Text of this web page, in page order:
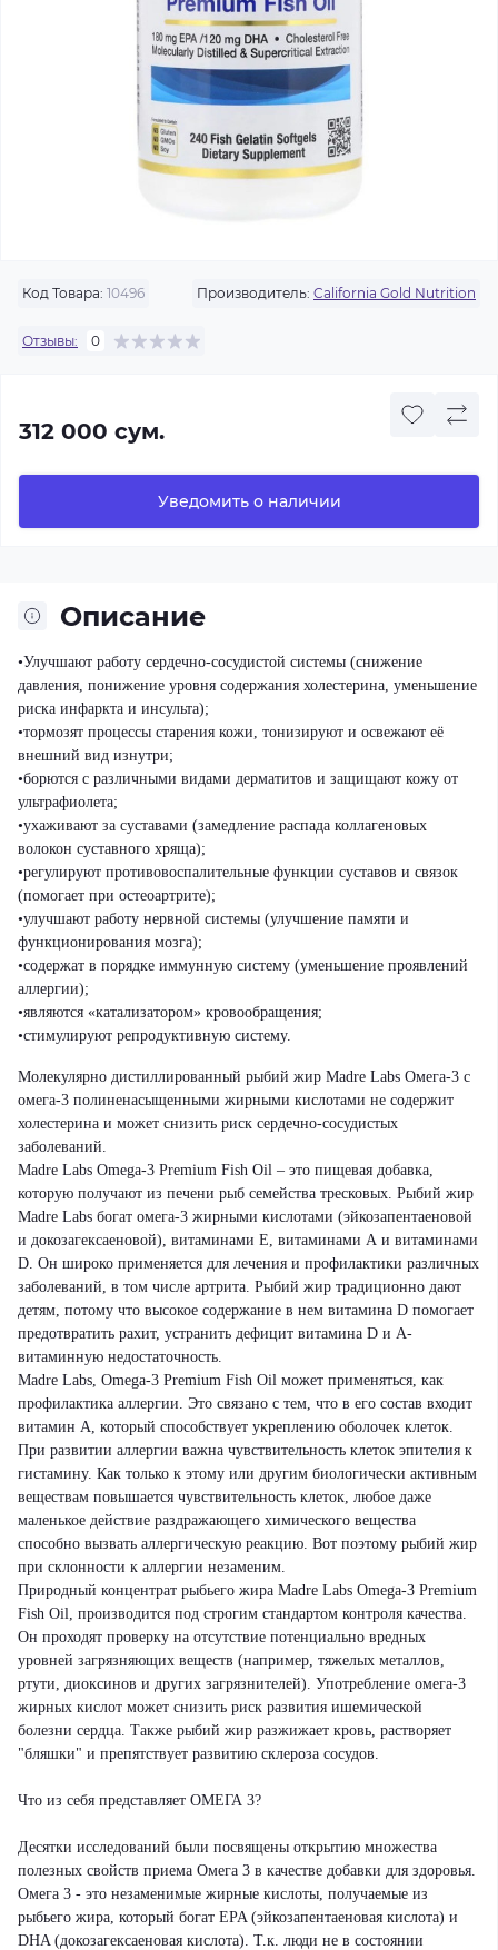
Код Товара: 10496 Производитель: California Gold Nutrition
Отзывы: 0
312 000 сум.
Уведомить о наличии
Описание
•Улучшают работу сердечно-сосудистой системы (снижение
давления, понижение уровня содержания холестерина, уменьшение
риска инфаркта и инсульта);
•тормозят процессы старения кожи, тонизируют и освежают её
внешний вид изнутри;
•борются с различными видами дерматитов и защищают кожу от
ультрафиолета;
•ухаживают за суставами (замедление распада коллагеновых
волокон суставного хряща);
•регулируют противовоспалительные функции суставов и связок
(помогает при остеоартрите);
•улучшают работу нервной системы (улучшение памяти и
функционирования мозга);
•содержат в порядке иммунную систему (уменьшение проявлений
аллергии);
•являются «катализатором» кровообращения;
•стимулируют репродуктивную систему.
Молекулярно дистиллированный рыбий жир Madre Labs Омега-3 с
омега-3 полиненасыщенными жирными кислотами не содержит
холестерина и может снизить риск сердечно-сосудистых
заболеваний.
Madre Labs Omega-3 Premium Fish Oil – это пищевая добавка,
которую получают из печени рыб семейства тресковых. Рыбий жир
Madre Labs богат омега-3 жирными кислотами (эйкозапентаеновой
и докозагексаеновой), витаминами Е, витаминами А и витаминами
D. Он широко применяется для лечения и профилактики различных
заболеваний, в том числе артрита. Рыбий жир традиционно дают
детям, потому что высокое содержание в нем витамина D помогает
предотвратить рахит, устранить дефицит витамина D и А-
витаминную недостаточность.
Madre Labs, Omega-3 Premium Fish Oil может применяться, как
профилактика аллергии. Это связано с тем, что в его состав входит
витамин А, который способствует укреплению оболочек клеток.
При развитии аллергии важна чувствительность клеток эпителия к
гистамину. Как только к этому или другим биологически активным
веществам повышается чувствительность клеток, любое даже
маленькое действие раздражающего химического вещества
способно вызвать аллергическую реакцию. Вот поэтому рыбий жир
при склонности к аллергии незаменим.
Природный концентрат рыбьего жира Madre Labs Omega-3 Premium
Fish Oil, производится под строгим стандартом контроля качества.
Он проходят проверку на отсутствие потенциально вредных
уровней загрязняющих веществ (например, тяжелых металлов,
ртути, диоксинов и других загрязнителей). Употребление омега-3
жирных кислот может снизить риск развития ишемической
болезни сердца. Также рыбий жир разжижает кровь, растворяет
"бляшки" и препятствует развитию склероза сосудов.
Что из себя представляет ОМЕГА 3?
Десятки исследований были посвящены открытию множества
полезных свойств приема Омега 3 в качестве добавки для здоровья.
Омега 3 - это незаменимые жирные кислоты, получаемые из
рыбьего жира, который богат EPA (эйкозапентаеновая кислота) и
DHA (докозагексаеновая кислота). Т.к. люди не в состоянии